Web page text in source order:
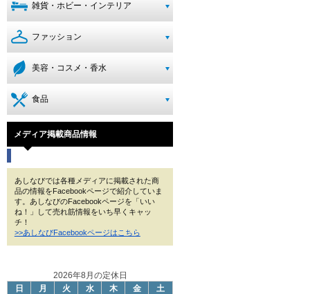
雑貨・ホビー・インテリア
ファッション
美容・コスメ・香水
食品
メディア掲載商品情報
あしなびでは各種メディアに掲載された商
品の情報をFacebookページで紹介していま
す。あしなびのFacebookページを「いい
ね！」して売れ筋情報をいち早くキャッ
チ！
>>あしなびFacebookページはこちら
2026年8月の定休日
日
月 火 水 木 金
土